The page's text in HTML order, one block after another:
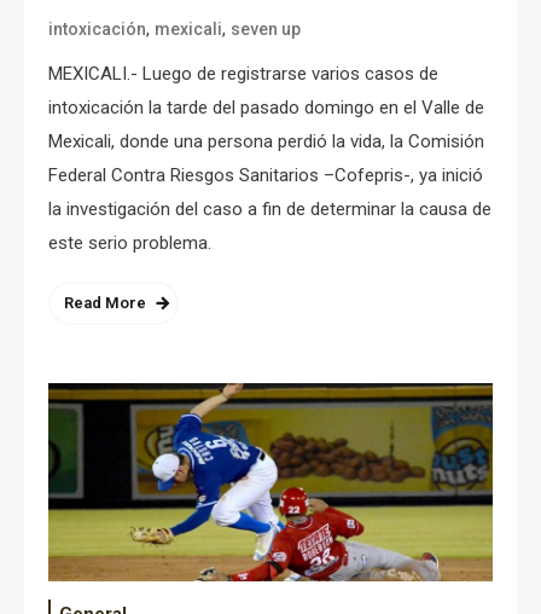
intoxicación, mexicali, seven up
MEXICALI.- Luego de registrarse varios casos de
intoxicación la tarde del pasado domingo en el Valle de
Mexicali, donde una persona perdió la vida, la Comisión
Federal Contra Riesgos Sanitarios –Cofepris-, ya inició
la investigación del caso a fin de determinar la causa de
este serio problema.
Read More